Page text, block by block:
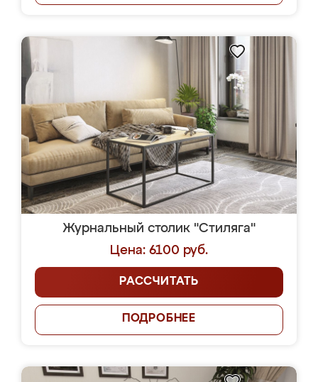
Журнальный столик "Стиляга"
Цена: 6100 руб.
РАССЧИТАТЬ
ПОДРОБНЕЕ